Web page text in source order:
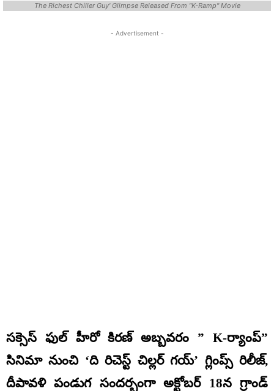
The Richest Chiller Guy' Glimpse Released From "K-Ramp" Movie
- Advertisement -
సక్సెస్ ఫుల్ హీరో కిరణ్ అబ్బవరం ” K-ర్యాంప్”
సినిమా నుంచి ‘ది రిచెస్ట్ చిల్లర్ గయ్’ గ్లింప్స్ రిలీజ్,
దీపావళి పండుగ సందర్భంగా అక్టోబర్ 18న గ్రాండ్